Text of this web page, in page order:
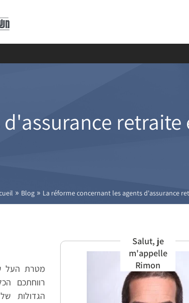
retraite
» Blog» La réforme concernant les agents d'assurance
מטרת העל
רווחתכם
הגדולות
Salut, je
m'appelle
Rimon